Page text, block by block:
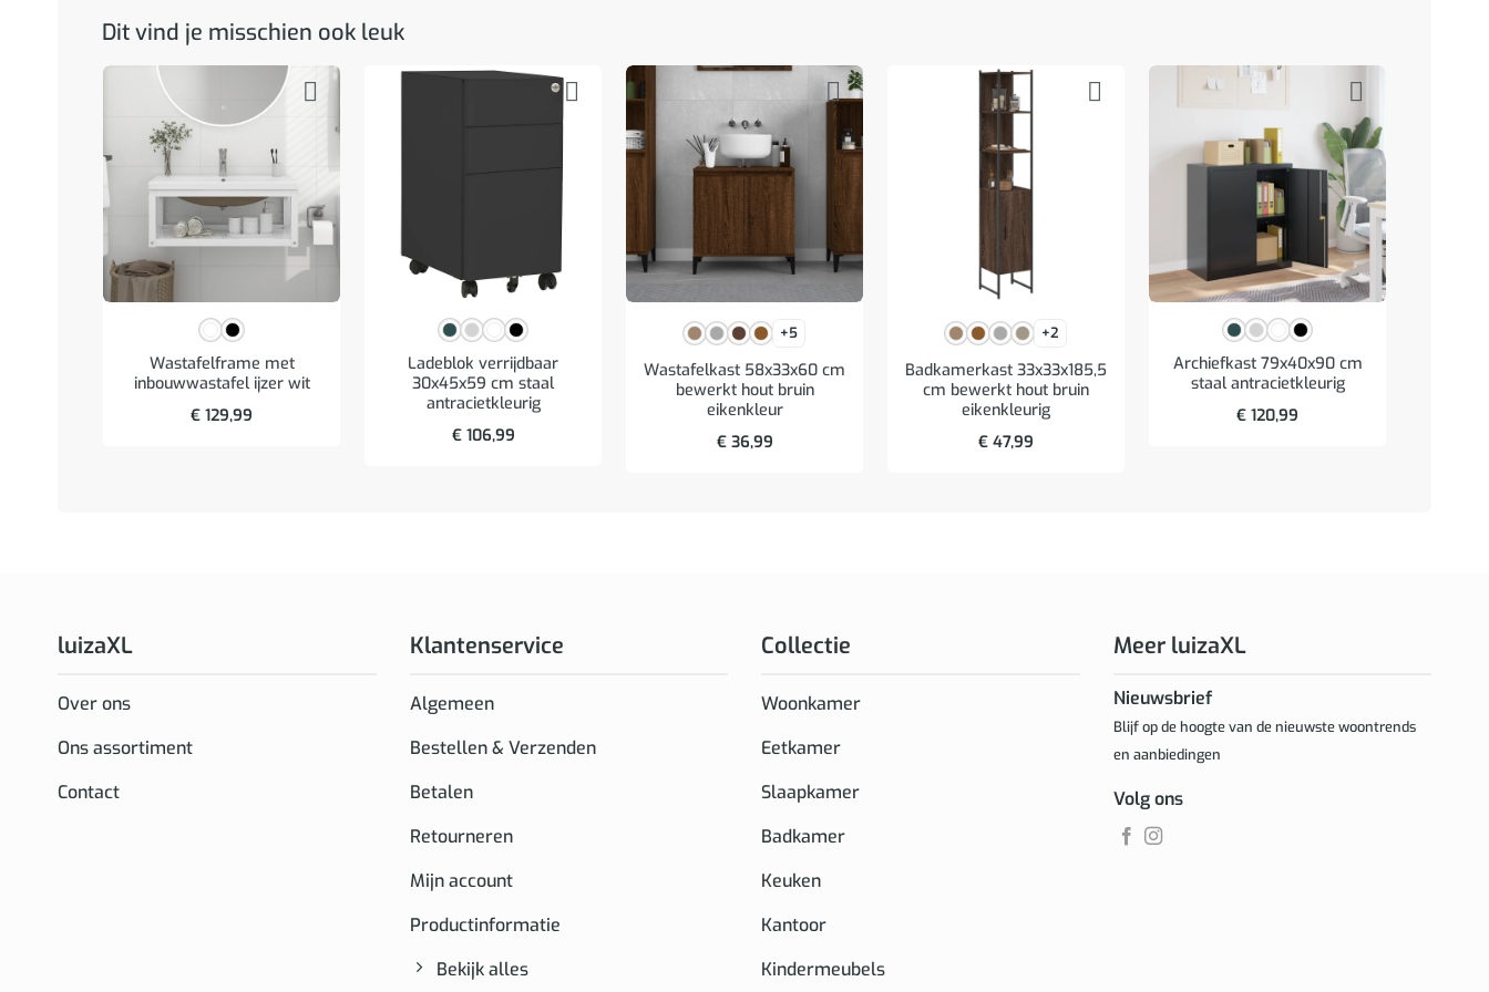
Dit vind je misschien ook leuk
Wastafelframe met
inbouwwastafel ijzer wit
€ 129,99
Ladeblok verrijdbaar
30x45x59 cm staal
antracietkleurig
€106,99
+5
Wastafelkast 58x33x60 cm
bewerkt hout bruin
eikenkleur
€36,99
+2
Badkamerkast 33x33x185,5
cm bewerkt hout bruin
eikenkleurig
€ 47,99
Archiefkast 79x40x90 cm
staal antracietkleurig
€ 120,99
luizaXL
Over ons
Ons assortiment
Contact
Klantenservice
Algemeen
Bestellen & Verzenden
Betalen
Retourneren
Mijn account
Productinformatie
Bekijk alles
Collectie
Woonkamer
Eetkamer
Slaapkamer
Badkamer
Keuken
Kantoor
Kindermeubels
Meer luizaXL
Nieuwsbrief
Blijf op de hoogte van de nieuwste woontrends
en aanbiedingen
Volg ons